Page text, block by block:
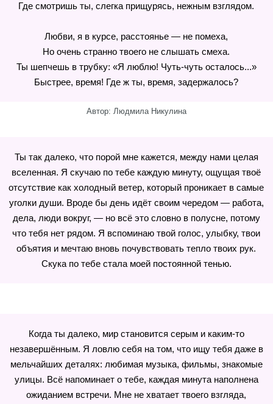
Где смотришь ты, слегка прищурясь, нежным взглядом.
Любви, я в курсе, расстоянье — не помеха,
Но очень странно твоего не слышать смеха.
Ты шепчешь в трубку: «Я люблю! Чуть-чуть осталось...»
Быстрее, время! Где ж ты, время, задержалось?
Автор: Людмила Никулина
Ты так далеко, что порой мне кажется, между нами целая
вселенная. Я скучаю по тебе каждую минуту, ощущая твоё
отсутствие как холодный ветер, который проникает в самые
уголки души. Вроде бы день идёт своим чередом — работа,
дела, люди вокруг, — но всё это словно в полусне, потому
что тебя нет рядом. Я вспоминаю твой голос, улыбку, твои
объятия и мечтаю вновь почувствовать тепло твоих рук.
Скука по тебе стала моей постоянной тенью.
Когда ты далеко, мир становится серым и каким-то
незавершённым. Я ловлю себя на том, что ищу тебя даже в
мельчайших деталях: любимая музыка, фильмы, знакомые
улицы. Всё напоминает о тебе, каждая минута наполнена
ожиданием встречи. Мне не хватает твоего взгляда,